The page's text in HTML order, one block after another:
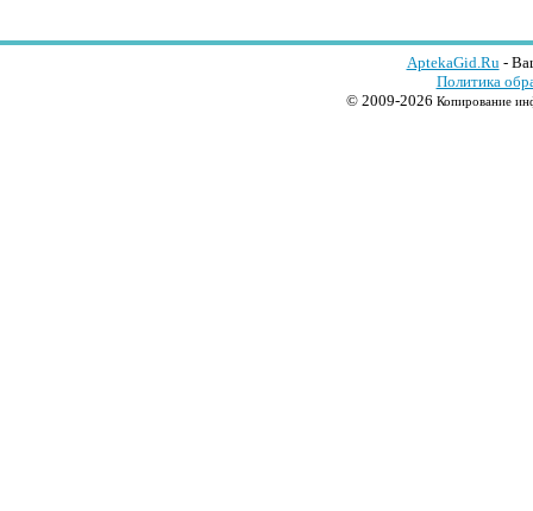
AptekaGid.Ru-
Политика
© 2009-2026 Копирование